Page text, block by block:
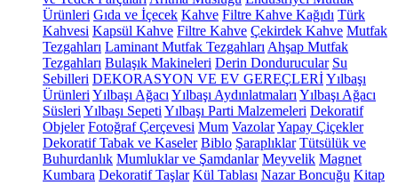
Ürünleri Gıda ve İçecek Kahve Filtre Kahve Kağıdı Türk
Kahvesi Kapsül Kahve Filtre Kahve Çekirdek Kahve Mutfak
Tezgahları Laminant Mutfak Tezgahları Ahşap Mutfak
Tezgahları Bulaşık Makineleri Derin Dondurucular Su
Sebilleri DEKORASYON VE EV GEREÇLERİYılbaşı
Ürünleri Yılbaşı Ağacı Yılbaşı Aydınlatmaları Yılbaşı Ağacı
Süsleri Yılbaşı Sepeti Yılbaşı Parti Malzemeleri Dekoratif
Objeler Fotoğraf Çerçevesi Mum VazolarYapay Çiçekler
Dekoratif Tabak ve Kaseler Biblo Şaraplıklar Tütsülük ve
Buhurdanlık Mumluklar ve Şamdanlar Meyvelik Magnet
Kumbara Dekoratif Taşlar Kül Tablası Nazar Boncuğu Kitap